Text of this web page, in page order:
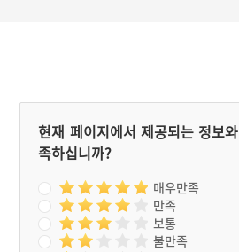
현재 페이지에서 제공되는 정보
족하십니까?
매우만족
만족
보통
불만족